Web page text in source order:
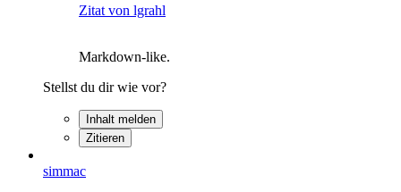
Zitat von lgrahl
Markdown-like.
Stellst du dir wie vor?
Inhalt melden
Zitieren
simmac